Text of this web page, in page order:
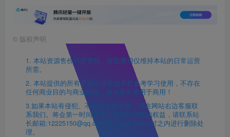
© 版权声明
1. 本站资源售价只是赞助，收取费用仅维持本站的日常运营
所需。
2. 本站提供的所有资源仅供本地单机参考学习使用，不存在
任何商业目的与商业用途，请大家不要用于商用！
3.如果本站有侵犯、不妥之处的资源，请在网站右边客服联
系我们。将会第一时间解决！若侵犯到您的权益，请联系站
长邮箱:12225150@qq.com 我们会在24h小时之内进行删除处
理。